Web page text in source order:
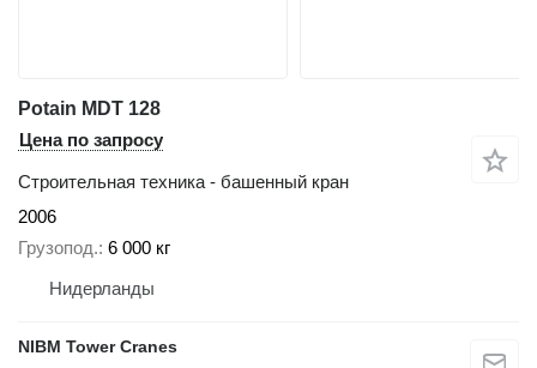
Potain MDT 128
Цена по запросу
Строительная техника - башенный кран
2006
Грузопод. 6 000 кг
Нидерланды
NIBM Tower Cranes